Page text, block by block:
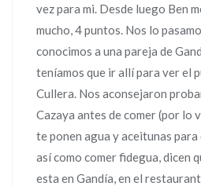
vez para mi. Desde luego Ben
mucho, 4 puntos. Nos lo
conocimos a una pareja de
teníamos que ir allí para ver el
Cullera. Nos aconsejaron
Cazaya antes de comer (por lo
te ponen agua y aceitunas
así como comer fidegua, dicen
esta en Gandía, en el